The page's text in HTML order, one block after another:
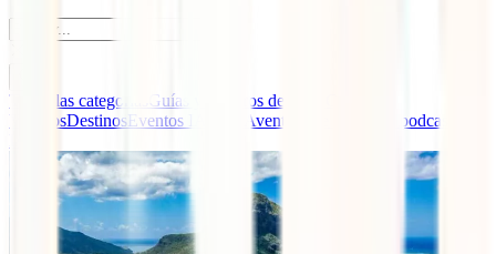
Todas las categorías Guías y Seguros de Viaje
ViajerosDestinosEventos IATI
La Aventura de Viajar, el podcast de